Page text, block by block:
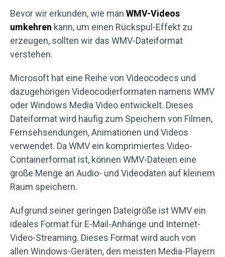
Ohne Wasserzeichen
Bevor wir erkunden, wie man WMV-Videos
umkehren kann, um einen Rückspul-Effekt zu
erzeugen, sollten wir das WMV-Dateiformat
verstehen.
Microsoft hat eine Reihe von Videocodecs und
dazugehörigen Videocodierformaten namens WMV
oder Windows Media Video entwickelt. Dieses
Dateiformat wird häufig zum Speichern von Filmen,
Fernsehsendungen, Animationen und Videos
verwendet. Da WMV ein komprimiertes Video-
Containerformat ist, können WMV-Dateien eine
große Menge an Audio- und Videodaten auf kleinem
Raum speichern.
Aufgrund seiner geringen Dateigröße ist WMV ein
ideales Format für E-Mail-Anhänge und Internet-
Video-Streaming. Dieses Format wird auch von
allen Windows-Geräten, den meisten Media-Playern